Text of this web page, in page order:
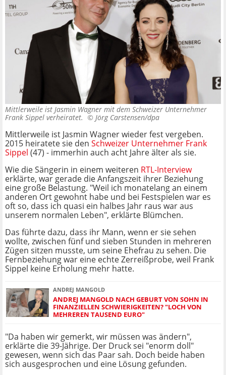
Mittlerweile ist Jasmin Wagner mit dem Schweizer Unternehmer
Frank Sippel verheiratet. © Jörg Carstensen/dpa
Mittlerweile ist Jasmin Wagner wieder fest vergeben.
2015 heiratete sie den Schweizer Unternehmer Frank
Sippel (47) - immerhin auch acht Jahre älter als sie.
Wie die Sängerin in einem weiteren RTL-Interview
erklärte, war gerade die Anfangszeit ihrer Beziehung
eine große Belastung. "Weil ich monatelang an einem
anderen Ort gewohnt habe und bei Festspielen war es
oft so, dass ich quasi ein halbes Jahr raus war aus
unserem normalen Leben", erklärte Blümchen.
Das führte dazu, dass ihr Mann, wenn er sie sehen
wollte, zwischen fünf und sieben Stunden in mehreren
Zügen sitzen musste, um seine Ehefrau zu sehen. Die
Fernbeziehung war eine echte Zerreißprobe, weil Frank
Sippel keine Erholung mehr hatte.
ANDREJ MANGOLD
ANDREJ MANGOLD NACH GEBURT VON SOHN IN
FINANZIELLEN SCHWIERIGKEITEN? "LOCH VON
MEHREREN TAUSEND EURO"
"Da haben wir gemerkt, wir müssen was ändern",
erklärte die 39-Jährige. Der Druck sei "enorm doll"
gewesen, wenn sich das Paar sah. Doch beide haben
sich ausgesprochen und eine Lösung gefunden.